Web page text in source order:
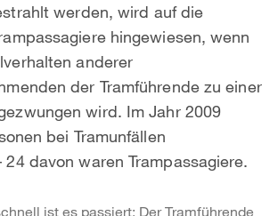
werden, wird auf die
hingewiesen, wenn
anderer
der Tramführende zu einer
wird. Im Jahr 2009
bei Tramunfällen
24 davon waren Trampassagiere.
ist es passiert: Der Tramführende